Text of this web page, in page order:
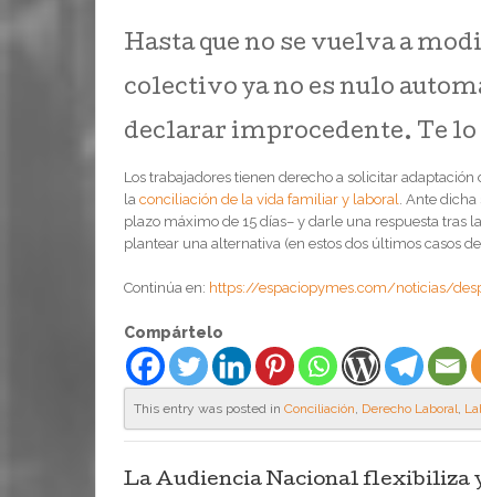
Hasta que no se vuelva a
colectivo ya no es nulo
declarar improcedente. Te
Los trabajadores tienen derecho a solicitar
la conciliación de la vida familiar y laboral. Ante
plazo máximo de 15 días– y darle una respuesta tras
plantear una alternativa (en estos dos últimos casos
Continúa en: https://espaciopymes.com/noticias/
Compártelo
This entry was posted in Conciliación, Derecho Laboral,
La Audiencia Nacional flexibiliza